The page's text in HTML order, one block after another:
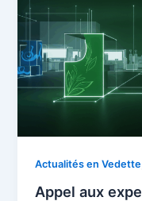
Actualités en Vedette
Appel aux